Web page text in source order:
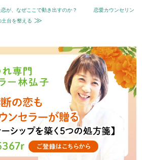
が、なぜここで動き出すのか？
恋愛カウンセリン
土台を整える ≫